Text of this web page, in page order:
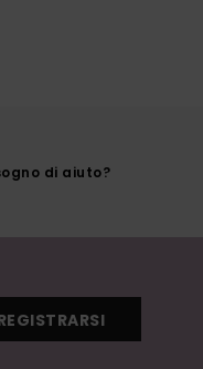
di aiuto?